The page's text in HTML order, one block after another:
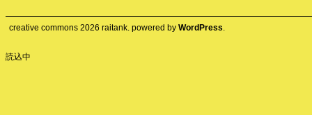
creative commons 2026 raitank. powered by WordPress.
読込中